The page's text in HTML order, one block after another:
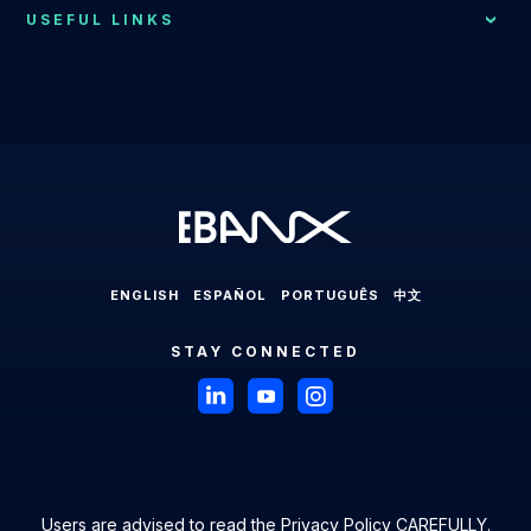
Merchant Services
Central America
EBANX for Travel & OTA's Solution
Compliance & Legal HUB
USEFUL LINKS
Payment Processing in Latin America
ENGLISH ESPAÑOL PORTUGUÊS 中文
STAY CONNECTED
Users are advised to read the Privacy PolicyCAREFULLY.